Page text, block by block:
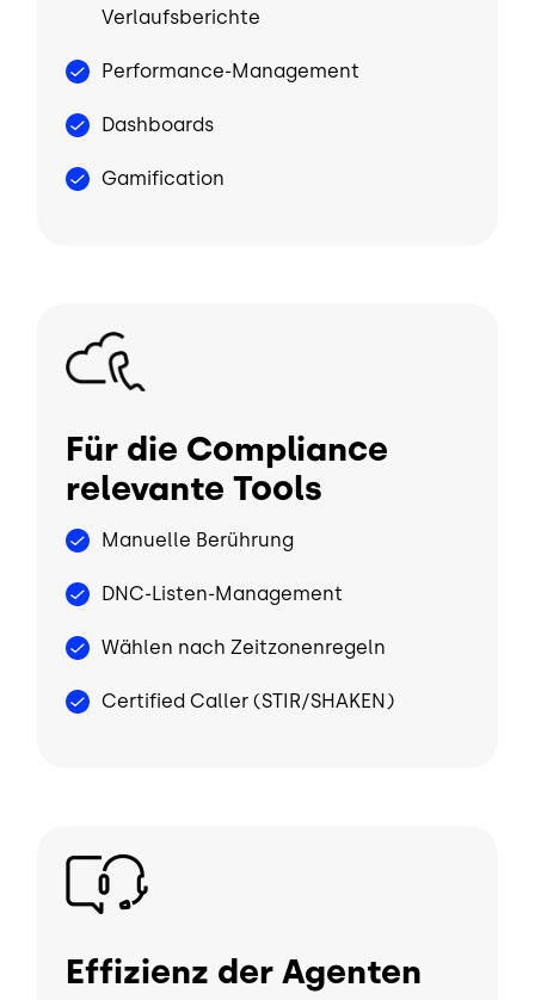
Verlaufsberichte
Performance-Management
Dashboards
Gamification
Bild
Für die Compliance
relevante Tools
Manuelle Berührung
DNC-Listen-Management
Wählen nach Zeitzonenregeln
Certified Caller (STIR/SHAKEN)
Bild
Effizienz der Agenten